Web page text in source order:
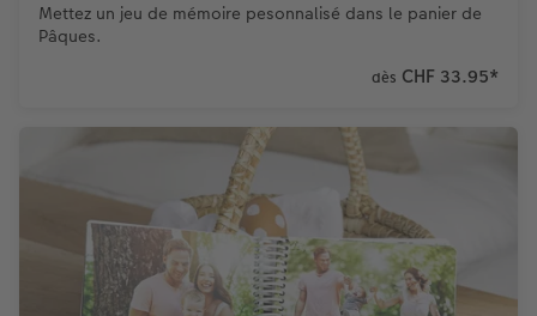
Mettez un jeu de mémoire pesonnalisé dans le panier de
Pâques.
dès CHF 33.95*